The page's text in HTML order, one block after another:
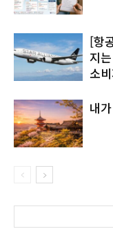
[항
지
소
내